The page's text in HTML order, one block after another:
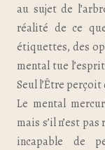
au sujet de
réalité de ce
étiquettes, des
mental tue
Seul l’Être
Le mental
mais s’il n’est
incapable de